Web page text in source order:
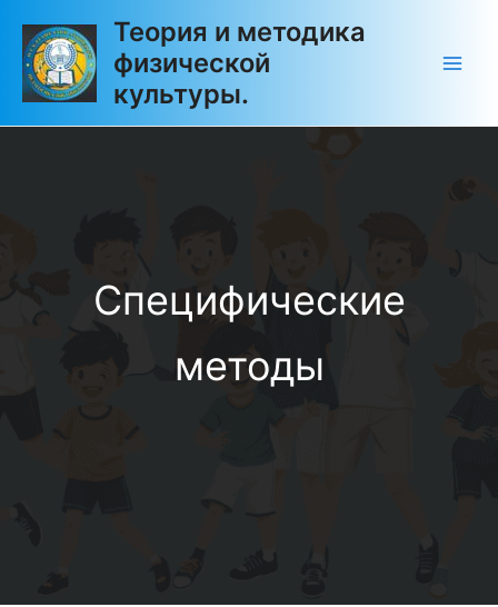
содержимому
Теория и методика
физической
культуры.
Специфические
методы